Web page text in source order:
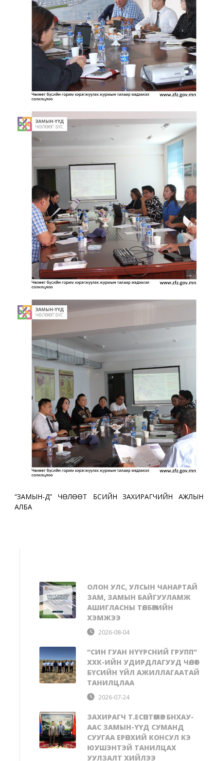
“ЗАМЫН-ҮҮД” ЧӨЛӨӨТ БҮСИЙН ЗАХИРАГЧИЙН АЖЛЫН
АЛБА
ОЛОН УЛС, УЛСЫН ЧАНАРТАЙ
ЗАМ, ЗАМЫН БАЙГУУЛАМЖ
АШИГЛАСНЫ ТӨЛБӨРИЙН
ХЭМЖЭЭ
2026-08-04
“СИН ГУАН НҮҮРСНИЙ ГРУПП”
ХХК-ИЙН УДИРДЛАГУУД ЧӨЛӨӨТ
БҮСИЙН ҮЙЛ АЖИЛЛАГААТАЙ
ТАНИЛЦЛАА
2026-07-24
ЗАХИРАГЧ Т.ЕСӨНТӨМӨР БНХАУ-
ААС ЗАМЫН-ҮҮД СУМАНД
СУУГАА ЕРӨНХИЙ КОНСУЛ КЭ
ЮУШЭНТЭЙ ТАНИЛЦАХ
УУЛЗАЛТ ХИЙЛЭЭ